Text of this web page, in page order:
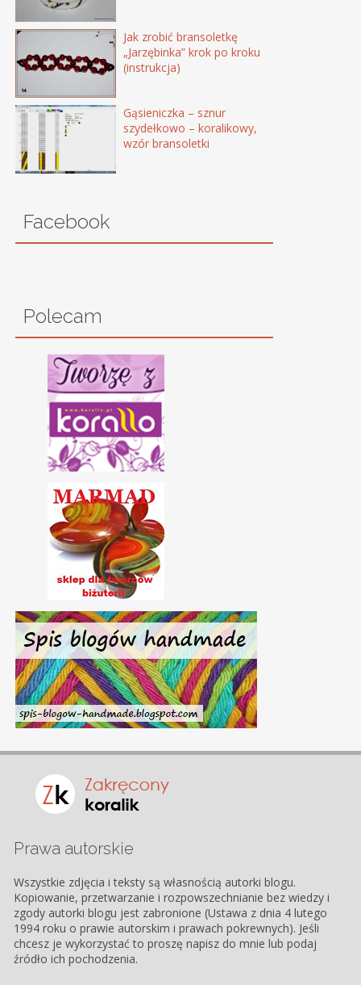
Jak zrobić bransoletkę
„Jarzębinka” krok po kroku
(instrukcja)
Gąsieniczka – sznur
szydełkowo – koralikowy,
wzór bransoletki
Facebook
Polecam
Prawa autorskie
Wszystkie zdjęcia i teksty są własnością autorki blogu.
Kopiowanie, przetwarzanie i rozpowszechnianie bez wiedzy i
zgody autorki blogu jest zabronione (Ustawa z dnia 4 lutego
1994 roku o prawie autorskim i prawach pokrewnych). Jeśli
chcesz je wykorzystać to proszę napisz do mnie lub podaj
źródło ich pochodzenia.